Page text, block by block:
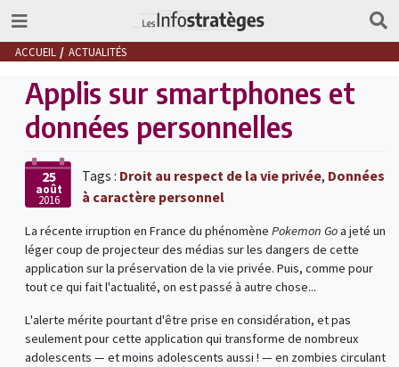
ACCUEIL ACTUALITÉS
Applis sur smartphones et
données personnelles
25
août
2016
Tags : Droit au respect de la vie privée, Données
à caractère personnel
La récente irruption en France du phénomène Pokemon Goa jeté un
léger coup de projecteur des médias sur les dangers de cette
application sur la préservation de la vie privée. Puis, comme pour
tout ce qui fait l'actualité, on est passé à autre chose...
L'alerte mérite pourtant d'être prise en considération, et pas
seulement pour cette application qui transforme de nombreux
adolescents — et moins adolescents aussi ! — en zombies circulant